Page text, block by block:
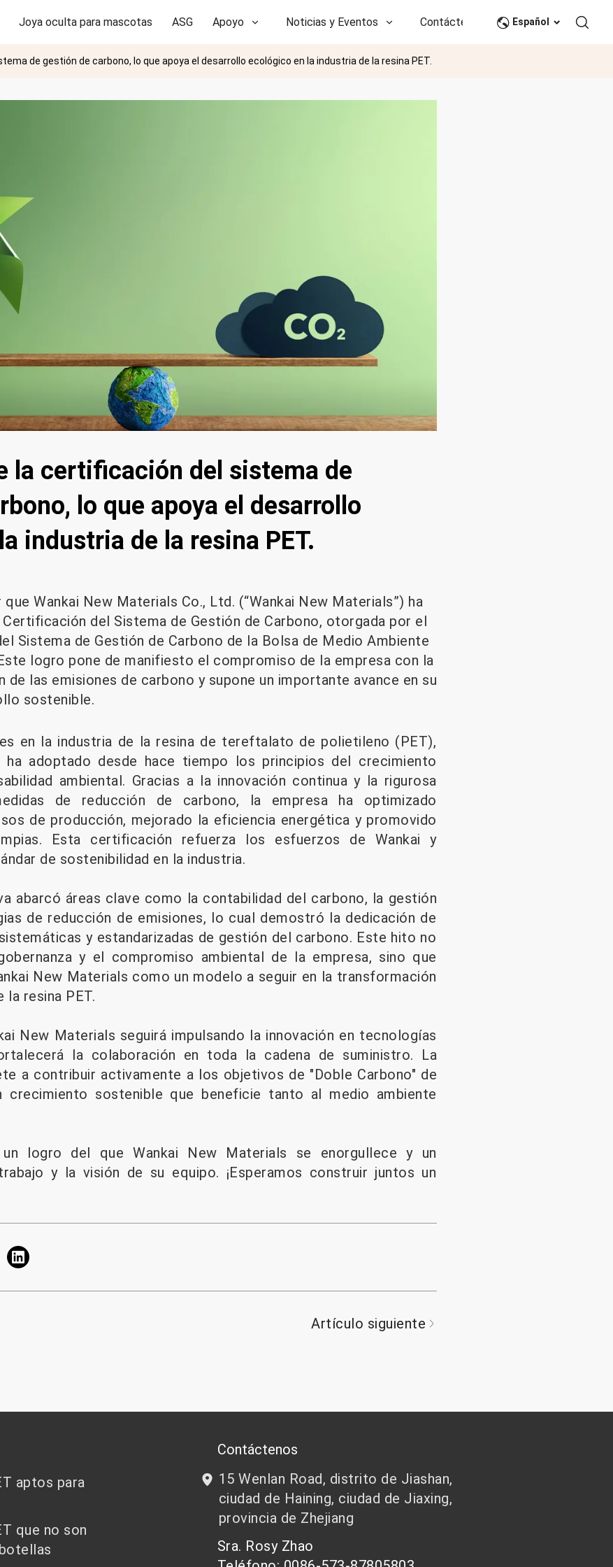
Joya oculta para mascotas ASG Apoyo Noticias y Eventos Contáctenos CNEspañol
de gestión de carbono, lo que apoya el desarrollo ecológico en la industria de la resina PET.
la certificación del sistema de
lo que apoya el desarrollo
industria de la resina PET.
Wankai New Materials Co., Ltd. (“Wankai New Materials”) ha
del Sistema de Gestión de Carbono, otorgada por el
Sistema de Gestión de Carbono de la Bolsa de Medio Ambiente
logro pone de manifiesto el compromiso de la empresa con la
de las emisiones de carbono y supone un importante avance en su
sostenible.
en la industria de la resina de tereftalato de polietileno (PET),
ha adoptado desde hace tiempo los principios del crecimiento
ambiental. Gracias a la innovación continua y la rigurosa
de reducción de carbono, la empresa ha optimizado
de producción, mejorado la eficiencia energética y promovido
Esta certificación refuerza los esfuerzos de Wankai y
de sostenibilidad en la industria.
abarcó áreas clave como la contabilidad del carbono, la gestión
de reducción de emisiones, lo cual demostró la dedicación de
y estandarizadas de gestión del carbono. Este hito no
y el compromiso ambiental de la empresa, sino que
New Materials como un modelo a seguir en la transformación
resina PET.
New Materials seguirá impulsando la innovación en tecnologías
la colaboración en toda la cadena de suministro. La
a contribuir activamente a los objetivos de "Doble Carbono" de
crecimiento sostenible que beneficie tanto al medio ambiente
logro del que Wankai New Materials se enorgullece y un
y la visión de su equipo. ¡Esperamos construir juntos un
Artículo siguiente
aptos para
que no son
Contáctenos
15 Wenlan Road, distrito de Jiashan,
ciudad de Haining, ciudad de Jiaxing,
provincia de Zhejiang
Sra. Rosy Zhao